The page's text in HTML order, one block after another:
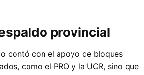
provincial
contó con el apoyo de bloques
como el PRO y la UCR, sino que